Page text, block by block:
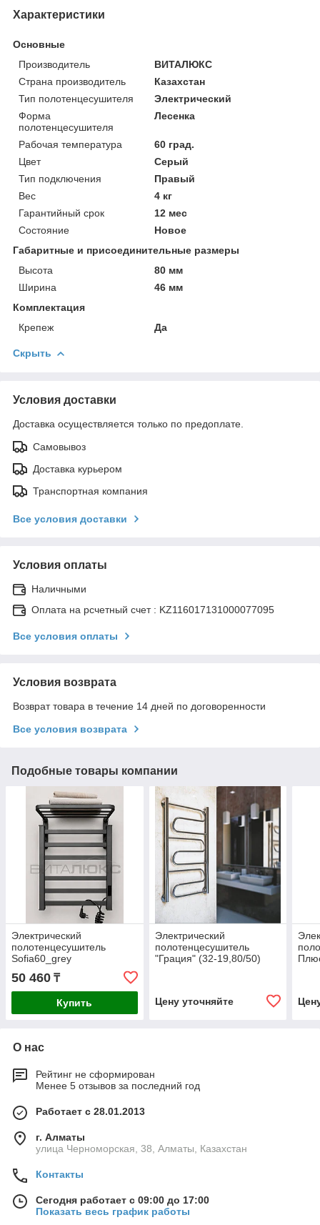
Характеристики
Основные
Производитель
ВИТАЛЮКС
Страна производитель
Казахстан
Тип полотенцесушителя
Электрический
Форма
полотенцесушителя
Лесенка
Рабочая температура
60 град.
Цвет
Серый
Тип подключения
Правый
Вес
4 кг
Гарантийный срок
12 мес
Состояние
Новое
Габаритные и присоединительные размеры
Высота
80 мм
Ширина
46 мм
Комплектация
Крепеж
Да
Скрыть
Условия доставки
Доставка осуществляется только по предоплате.
Самовывоз
Доставка курьером
Транспортная компания
Все условия доставки
Условия оплаты
Наличными
Оплата на рсчетный счет : KZ116017131000077095
Все условия оплаты
Условия возврата
Возврат товара в течение 14 дней по договоренности
Все условия возврата
Подобные товары компании
Электрический
полотенцесушитель
Sofia60_grey
50 460 ₸
Купить
Электрический
полотенцесушитель
"Грация" (32-19,80/50)
Цену уточняйте
О нас
Рейтинг не сформирован
Менее 5 отзывов за последний год
Работает с 28.01.2013
г. Алматы
улица Черноморская, 38, Алматы, Казахстан
Контакты
Сегодня работает с 09:00 до 17:00
Показать весь график работы